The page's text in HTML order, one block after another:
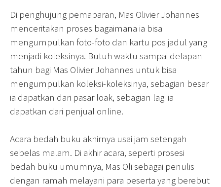
Di penghujung pemaparan, Mas Olivier Johannes
menceritakan proses bagaimana ia bisa
mengumpulkan foto-foto dan kartu pos jadul yang
menjadi koleksinya. Butuh waktu sampai delapan
tahun bagi Mas Olivier Johannes untuk bisa
mengumpulkan koleksi-koleksinya, sebagian besar
ia dapatkan dari pasar loak, sebagian lagi ia
dapatkan dari penjual online.
Acara bedah buku akhirnya usai jam setengah
sebelas malam. Di akhir acara, seperti prosesi
bedah buku umumnya, Mas Oli sebagai penulis
dengan ramah melayani para peserta yang berebut